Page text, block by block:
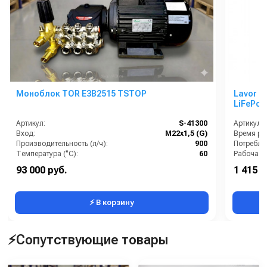
Моноблок TOR E3B2515 TSTOP
Артикул:
S-41300
Вход:
М22х1,5 (G)
Производительность (л/ч):
900
Температура (°C):
60
Страна-производитель:
Рабочее давление (бар):
93 000 руб.
⚡ В корзину
Lavor
Артикул:
Время
Уровень
1 415
⚡Сопутствующие товары